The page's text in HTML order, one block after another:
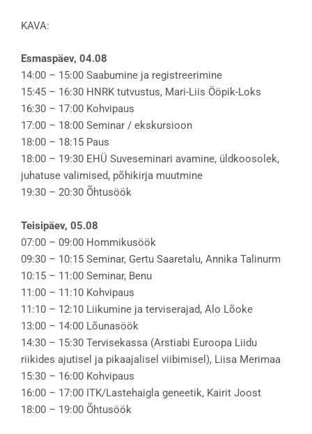
KAVA:
Esmaspäev, 04.08
14:00 – 15:00 Saabumine ja registreerimine
15:45 – 16:30 HNRK tutvustus, Mari-Liis Ööpik-Loks
16:30 – 17:00 Kohvipaus
17:00 – 18:00 Seminar / ekskursioon
18:00 – 18:15 Paus
18:00 – 19:30 EHÜ Suveseminari avamine, üldkoosolek,
juhatuse valimised, põhikirja muutmine
19:30 – 20:30 Õhtusöök
Teisipäev, 05.08
07:00 – 09:00 Hommikusöök
09:30 – 10:15 Seminar, Gertu Saaretalu, Annika Talinurm
10:15 – 11:00 Seminar, Benu
11:00 – 11:10 Kohvipaus
11:10 – 12:10 Liikumine ja terviserajad, Alo Lõoke
13:00 – 14:00 Lõunasöök
14:30 – 15:30 Tervisekassa (Arstiabi Euroopa Liidu
riikides ajutisel ja pikaajalisel viibimisel), Liisa Merimaa
15:30 – 16:00 Kohvipaus
16:00 – 17:00 ITK/Lastehaigla geneetik, Kairit Joost
18:00 – 19:00 Õhtusöök